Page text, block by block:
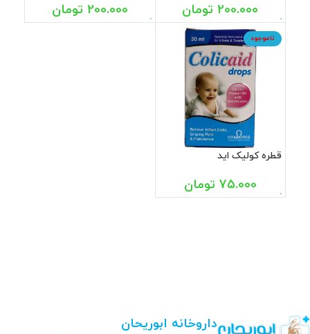
200.000 تومان 200.000 تومان
ناموجود
قطره کولیک اید
75.000 تومان
داروخانه ابوریحان